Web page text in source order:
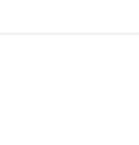
nghệ